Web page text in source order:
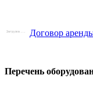
Договор
Перечень